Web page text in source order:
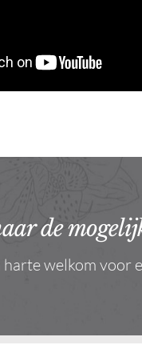
de
welkom voor